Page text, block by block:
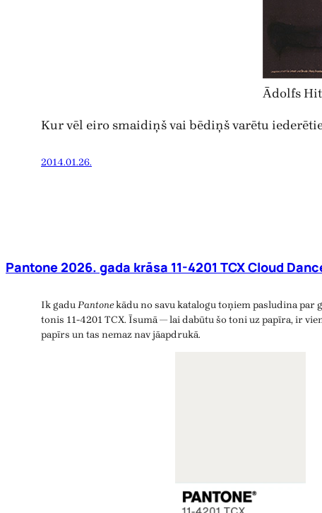
Ādolfs
Kur vēl eiro smaidiņš vai bēdiņš varētu
2014.01.26.
Pantone 2026. gada krāsa 11-4201 TCX Cloud
Ik gaduPantonekādu no savu katalogu toņiem pasludina par
tonis 11-4201 TCX. Īsumā — lai dabūtu šo toni uz papīra, ir
papīrs un tas nemaz nav jāapdrukā.